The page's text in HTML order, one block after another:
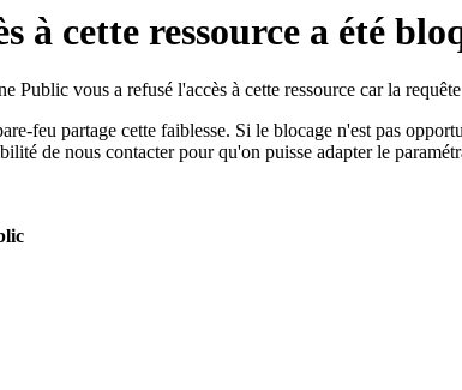
à cette ressource a été
Public vous a refusé l'accès à cette ressource car la
feu partage cette faiblesse. Si le blocage n'est pas
de nous contacter pour qu'on puisse adapter le